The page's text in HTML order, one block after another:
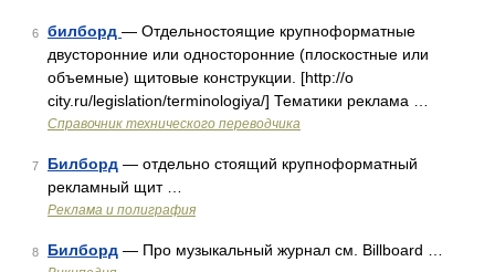
6 билборд — Отдельностоящие крупноформатные
двусторонние или односторонние (плоскостные или
объемные) щитовые конструкции. [http://o
city.ru/legislation/terminologiya/] Тематики реклама …
Справочник технического переводчика
7 Билборд — отдельно стоящий крупноформатный
рекламный щит …
Реклама и полиграфия
8 Билборд — Про музыкальный журнал см. Billboard …